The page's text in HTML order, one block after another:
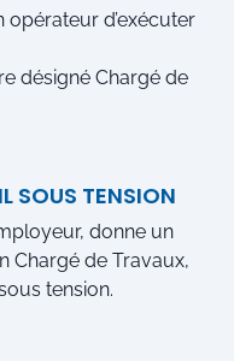
opérateur d’exécuter
désigné Chargé de
SOUS TENSION
donne un
Chargé de Travaux,
tension.